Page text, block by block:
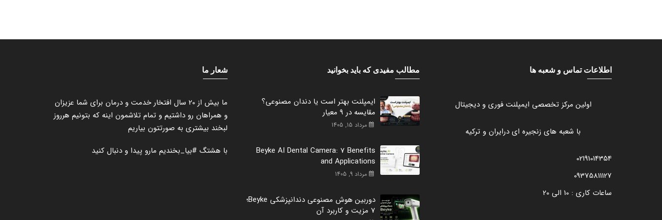
اطلاعات تماس و شعبه ها
اولین مرکز تخصصی ایمپلنت فوری و دیجیتال
با شعبه های زنجیره ای درایران و ترکیه
02191014354
09375811127
ساعات کاری : 10 الی 20
مطالب مفیدی که باید بخوانید
ایمپلنت بهتر است یا دندان مصنوعی؟
مقایسه در 9 معیار
مرداد 15, 1405
Beyke AI Dental Camera: 7 Benefits
and Applications
مرداد 9, 1405
دوربین هوش مصنوعی دندانپزشکی Beyke؛
7 مزیت و کاربرد آن
شعار ما
ما بیش از 20 سال افتخار خدمت و درمان برای شما عزیزان
و همراهان رو داشتیم و تمام تلاشمون اینه که بتونیم هرروز
لبخند بیشتری به صورتتون بیاریم
با هشتگ #بیا_بخندیم مارو پیدا و دنبال کنید